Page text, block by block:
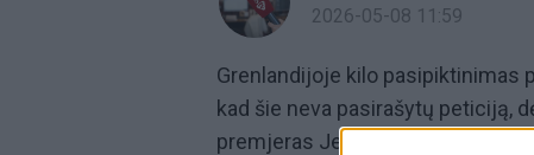
2026-05-08 11:59
Grenlandijoje kilo pasipiktinimas
kad šie neva pasirašytų peticiją,
premjeras Jensas Frederikas